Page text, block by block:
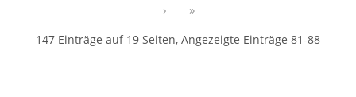
›
»
147 Einträge auf 19 Seiten, Angezeigte Einträge 81-88